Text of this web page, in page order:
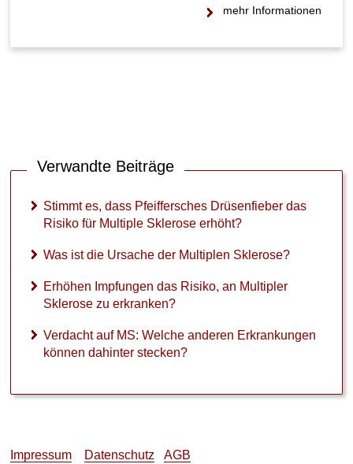
mehr Informationen
Verwandte Beiträge
Stimmt es, dass Pfeiffersches Drüsenfieber das
Risiko für Multiple Sklerose erhöht?
Was ist die Ursache der Multiplen Sklerose?
Erhöhen Impfungen das Risiko, an Multipler
Sklerose zu erkranken?
Verdacht auf MS: Welche anderen Erkrankungen
können dahinter stecken?
Impressum Datenschutz AGB